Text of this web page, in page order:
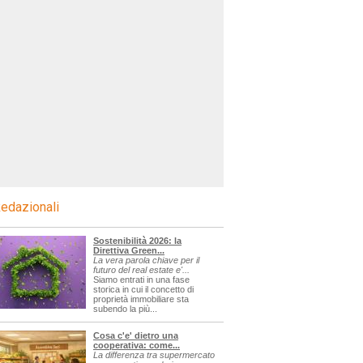
Sostenibilità 2026: la
Direttiva Green...
La vera parola chiave per il
futuro del real estate e'...
Siamo entrati in una fase
storica in cui il concetto di
proprietà immobiliare sta
subendo la più...
Cosa c'e' dietro una
cooperativa: come...
La differenza tra supermercato